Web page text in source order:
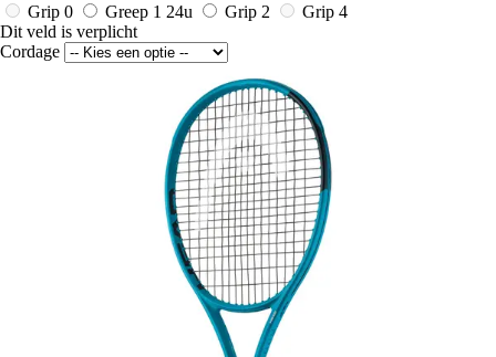
Grip 0 Greep 1 24u Grip 2
Grip 4
Dit veld is verplicht
Cordage